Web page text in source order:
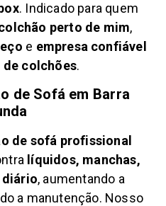
. Indicado para quem
perto de mim,
e empresa confiável
de colchões.
de Sofá em Barra
de sofá profissional
líquidos, manchas,
diário, aumentando a
a manutenção. Nosso